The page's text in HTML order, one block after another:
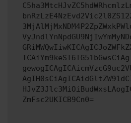
ZmFsc2UKICB9Cn0=